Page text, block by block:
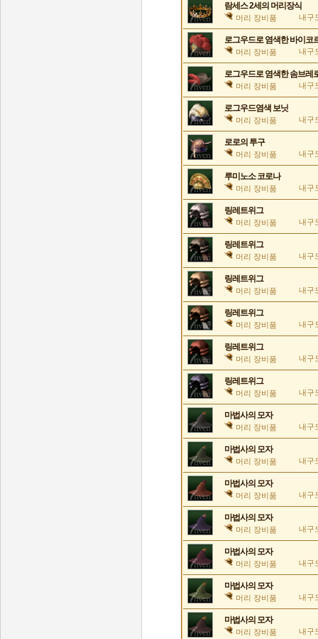
람세스 2세의 머리장식
머리 장비품 내구
로그우드로 염색한 바이코
머리 장비품 내구
로그우드로 염색한 솜브레
머리 장비품 내구
로그우드염색 보닛
머리 장비품 내구
로로의 투구
머리 장비품 내구
루미노소 코로나
머리 장비품 내구
링레트위그
머리 장비품 내구
링레트위그
머리 장비품 내구
링레트위그
머리 장비품 내구
링레트위그
머리 장비품 내구
링레트위그
머리 장비품 내구
링레트위그
머리 장비품 내구
마법사의 모자
머리 장비품 내구
마법사의 모자
머리 장비품 내구
마법사의 모자
머리 장비품 내구
마법사의 모자
머리 장비품 내구
마법사의 모자
머리 장비품 내구
마법사의 모자
머리 장비품 내구
마법사의 모자
머리 장비품 내구